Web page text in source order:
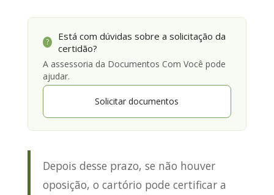
?
Está com dúvidas sobre a solicitação da
certidão?
A assessoria da Documentos Com Você pode
ajudar.
Solicitar documentos
Depois desse prazo, se não houver
oposição, o cartório pode certificar a